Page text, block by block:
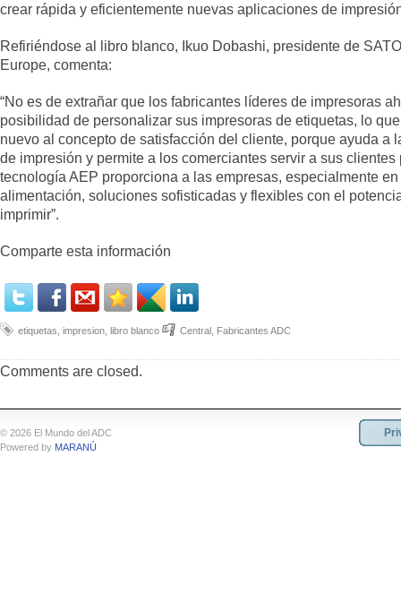
crear rápida y eficientemente nuevas aplicaciones de
Refiriéndose al libro blanco, Ikuo Dobashi, presidente de
Europe, comenta:
“No es de extrañar que los fabricantes líderes de impresoras
posibilidad de personalizar sus impresoras de etiquetas, lo
nuevo al concepto de satisfacción del cliente, porque ayuda a
de impresión y permite a los comerciantes servir a sus
tecnología AEP proporciona a las empresas, especialmente
alimentación, soluciones sofisticadas y flexibles con el
imprimir”.
Comparte esta información
etiquetas impresion libro blanco Central Fabricantes ADC
Comments are closed.
© 2026 El Mundo del ADC
Powered by MARANÚ